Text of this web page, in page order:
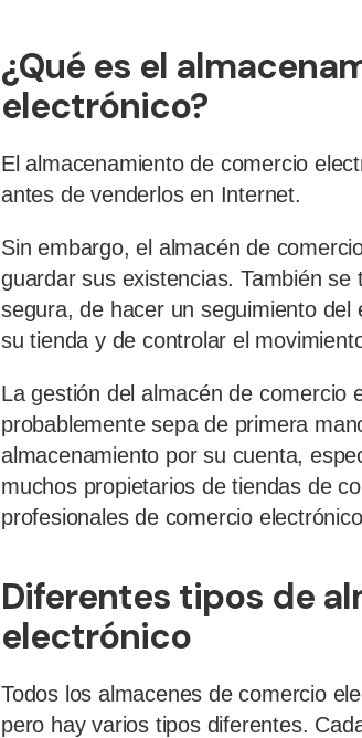
¿Qué es el
electrónico?
El almacenamiento de comercio
antes de venderlos en Internet.
Sin embargo, el almacén de
guardar sus existencias. También
segura, de hacer un seguimiento
su tienda y de controlar el
La gestión del almacén de comercio
probablemente sepa de primera
almacenamiento por su cuenta,
muchos propietarios de tiendas de
profesionales de comercio
Diferentes tipos de
electrónico
Todos los almacenes de comercio
pero hay varios tipos diferentes.